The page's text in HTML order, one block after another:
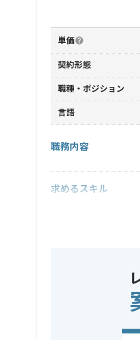
単価
契約形態
職種・ポジション
言語
職務内容
求めるスキル